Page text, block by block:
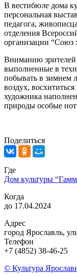
В вестибюле дома
персональная
педагога,
отделения
организации “Союз
Вниманию зрителей
выполненные в
побывать в зимнем
воздух,
художника
природы особые
Поделиться
Где
Дом культуры
Когда
до 17.04.2024
Адрес
город Ярославль,
Телефон
+7 (4852) 38-46-25
© Культура